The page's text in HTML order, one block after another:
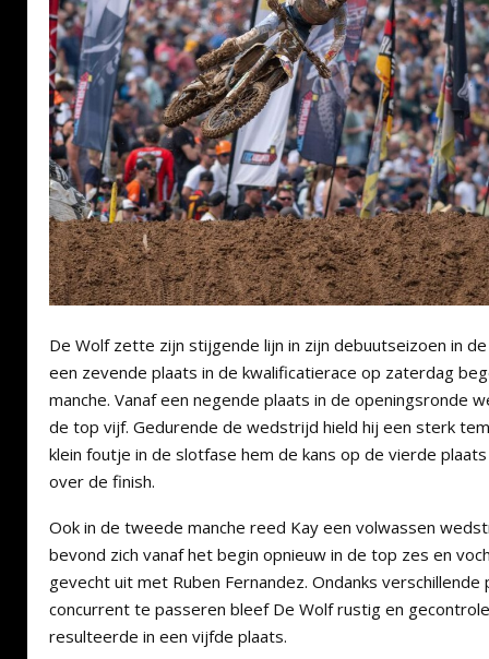
De Wolf zette zijn stijgende lijn in zijn debuutseizoen in
een zevende plaats in de kwalificatierace op zaterdag
manche. Vanaf een negende plaats in de openingsronde
de top vijf. Gedurende de wedstrijd hield hij een sterk
klein foutje in de slotfase hem de kans op de vierde
over de finish.
Ook in de tweede manche reed Kay een volwassen
bevond zich vanaf het begin opnieuw in de top zes en
gevecht uit met Ruben Fernandez. Ondanks verschillende
concurrent te passeren bleef De Wolf rustig en
resulteerde in een vijfde plaats.